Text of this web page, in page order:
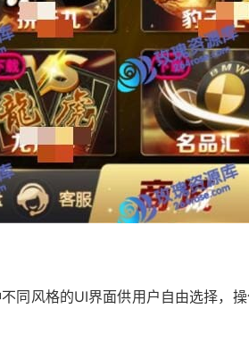
同风格的UI界面供用户自由选择，